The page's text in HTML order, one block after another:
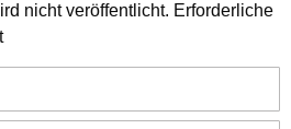
nicht veröffentlicht. Erforderliche